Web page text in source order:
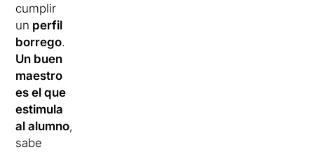
cumplir
un perfil
borrego.
Un buen
maestro
es el que
estimula
al alumno,
sabe